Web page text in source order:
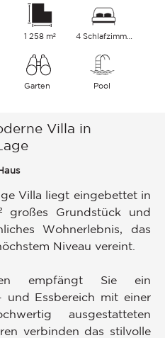
1 258 m² 4 Schlafzimmer
Garten Pool
Villa in
Villa liegt eingebettet in
großes Grundstück und
Wohnerlebnis, das
Niveau vereint.
empfängt Sie ein
und Essbereich mit einer
ausgestatteten
verbinden das stilvolle